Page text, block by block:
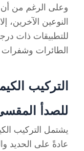
وعلى الرغم من أن
النوعين الآخرين،
للتطبيقات ذات
الطائرات وشفرات
التركيب
للصدأ
عادةً على الحديد